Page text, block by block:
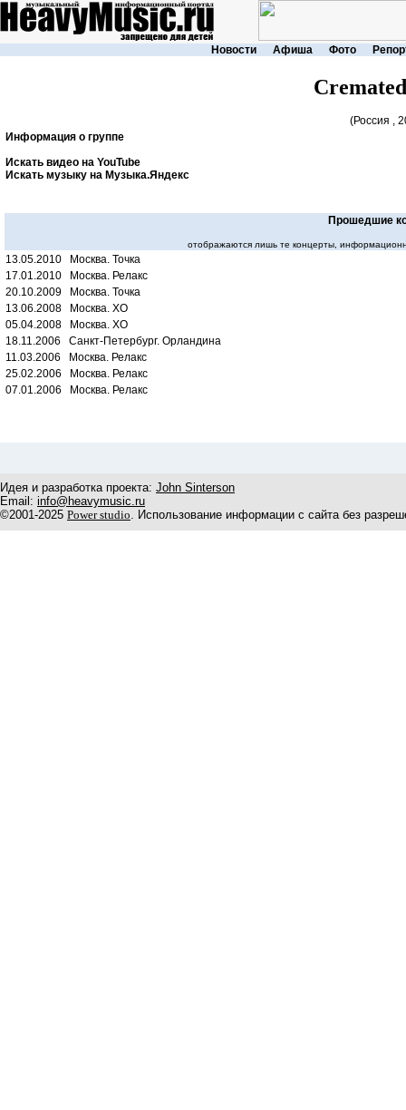
Новости Афиша Фото
(Россия ,
Информация о группе
Искать видео на YouTube
Искать музыку на Музыка.Яндекс
Прошедшие
отображаются лишь те концерты,
13.05.2010 Москва. Точка
17.01.2010 Москва. Релакс
20.10.2009 Москва. Точка
13.06.2008 Москва. XO
05.04.2008 Москва. XO
18.11.2006 Санкт-Петербург. Орландина
11.03.2006 Москва. Релакс
25.02.2006 Москва. Релакс
07.01.2006 Москва. Релакс
Идея и разработка проекта: John Sinterson
Email: info@heavymusic.ru
©2001-2025 Power studio. Использование информации с сайта без